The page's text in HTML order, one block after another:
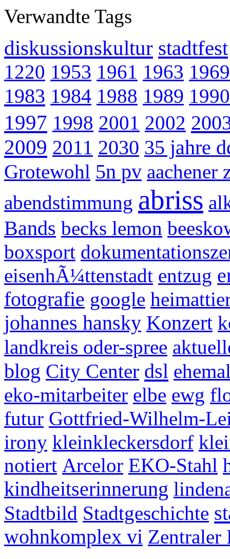
Verwandte Tags
diskussionskultur stadtfest
1220 1953 1961 1963 1969
1983 1984 1988 1989 1990
1997 1998 2001 2002
2009 2011 2030 35 jahre
Grotewohl 5n pv aachener
abendstimmung abriss
Bands becks lemon
boxsport
eisenhÃ¼ttenstadt entzug
fotografie google
johannes hansky Konzert
landkreis oder-spree
blog City Center dsl
eko-mitarbeiter elbe ewg
futur Gottfried-Wilhelm-
irony kleinkleckersdorf
notiert Arcelor EKO-Stahl
kindheitserinnerung
Stadtbild Stadtgeschichte
wohnkomplex vi Zentraler